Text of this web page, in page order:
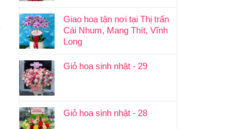
Giao hoa tận nơi tại Thị trấn
Cái Nhum, Mang Thít, Vĩnh
Long
Giỏ hoa sinh nhật - 29
Giỏ hoa sinh nhật - 28